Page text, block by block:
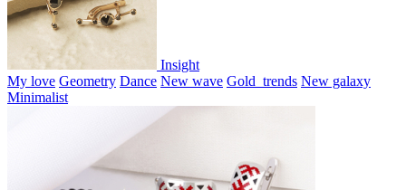
Insight
My love Geometry Dance New wave Gold_trends New galaxy
Minimalist